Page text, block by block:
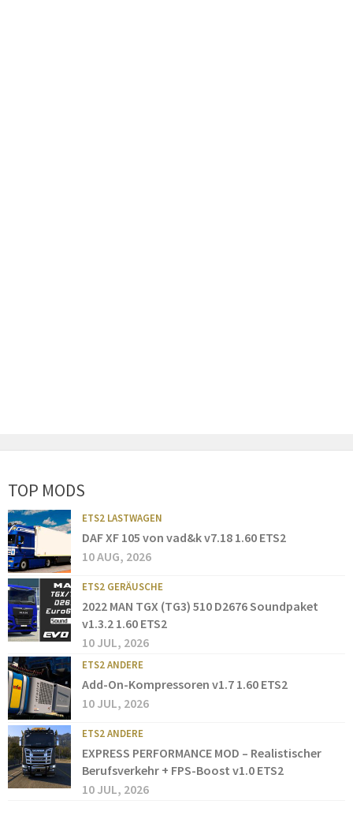
TOP MODS
ETS2 LASTWAGEN
DAF XF 105 von vad&k v7.18 1.60 ETS2
10 AUG, 2026
ETS2 GERÄUSCHE
2022 MAN TGX (TG3) 510 D2676 Soundpaket
v1.3.2 1.60 ETS2
10 JUL, 2026
ETS2 ANDERE
Add-On-Kompressoren v1.7 1.60 ETS2
10 JUL, 2026
ETS2 ANDERE
EXPRESS PERFORMANCE MOD – Realistischer
Berufsverkehr + FPS-Boost v1.0 ETS2
10 JUL, 2026